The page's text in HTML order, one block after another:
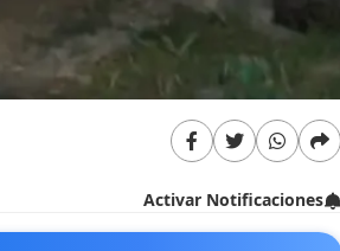
Activar Notificaciones